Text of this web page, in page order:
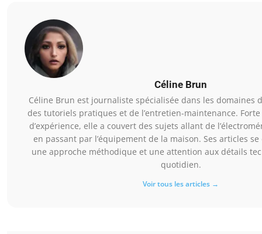
Céline Brun
Céline Brun est journaliste spécialisée dans les domaines
des tutoriels pratiques et de l’entretien-maintenance.
d’expérience, elle a couvert des sujets allant de
en passant par l’équipement de la maison. Ses articles
une approche méthodique et une attention aux détails
quotidien.
Voir tous les articles →